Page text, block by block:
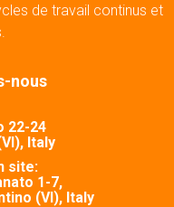
de travail continus et
nous
22-24
Italy
site:
1-7,
(VI), Italy